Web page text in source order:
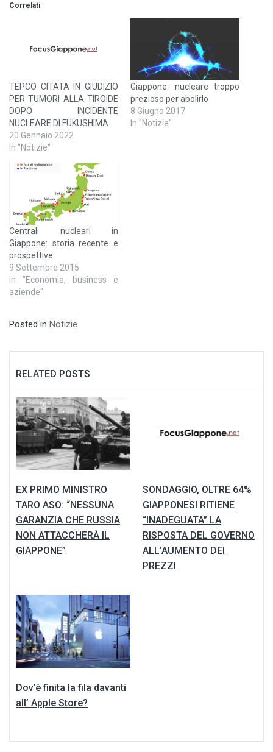
Correlati
TEPCO CITATA IN GIUDIZIO
PER TUMORI ALLA TIROIDE
DOPO INCIDENTE
NUCLEARE DI FUKUSHIMA
20 Gennaio 2022
In "Notizie"
Giappone: nucleare troppo
prezioso per abolirlo
8 Giugno 2017
In "Notizie"
Centrali nucleari in
Giappone: storia recente e
prospettive
9 Settembre 2015
In "Economia, business e
aziende"
Posted in Notizie
RELATED POSTS
EX PRIMO MINISTRO
TARO ASO: “NESSUNA
GARANZIA CHE RUSSIA
NON ATTACCHERÀ IL
GIAPPONE”
SONDAGGIO, OLTRE 64%
GIAPPONESI RITIENE
“INADEGUATA” LA
RISPOSTA DEL GOVERNO
ALL’AUMENTO DEI
PREZZI
Dov’è finita la fila davanti
all’ Apple Store?